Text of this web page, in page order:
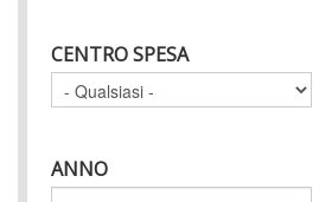
CENTRO SPESA
ANNO